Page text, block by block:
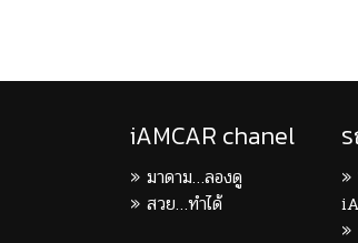
iAMCAR chanel
มาดาม…ลองดู
สวย…ทำได้